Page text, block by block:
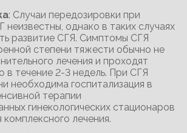
: Случаи передозировки при
неизвестны, однако в таких случаях
развитие СГЯ. Симптомы СГЯ
степени тяжести обычно не
лечения и проходят
в течение 2-3 недель. При СГЯ
необходима госпитализация в
терапии
гинекологических стационаров
лечения.